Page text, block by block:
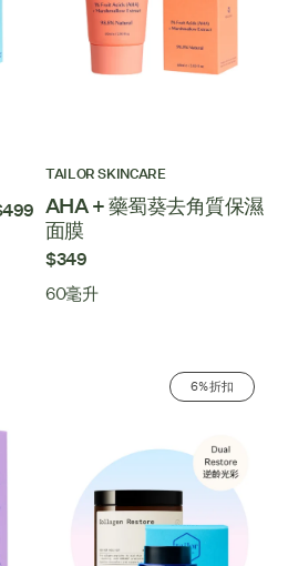
TAILOR SKINCARE
AHA + 藥蜀葵去角質保濕
面膜
$349
60毫升
6% 折扣